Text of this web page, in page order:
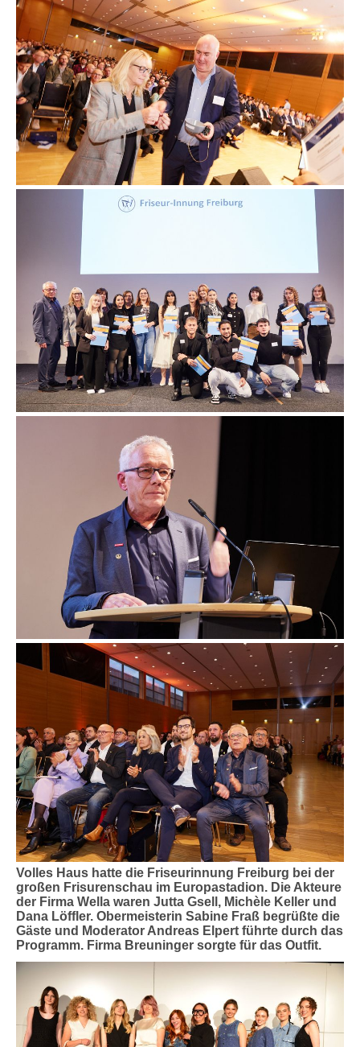
Volles Haus hatte die Friseurinnung Freiburg bei der
großen Frisurenschau im Europastadion. Die Akteure
der Firma Wella waren Jutta Gsell, Michèle Keller und
Dana Löffler. Obermeisterin Sabine Fraß begrüßte die
Gäste und Moderator Andreas Elpert führte durch das
Programm. Firma Breuninger sorgte für das Outfit.